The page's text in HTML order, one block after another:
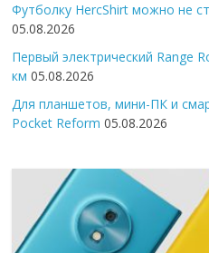
Футболку HercShirt можно не
05.08.2026
Первый электрический Range
км 05.08.2026
Для планшетов, мини-ПК и
Pocket Reform 05.08.2026